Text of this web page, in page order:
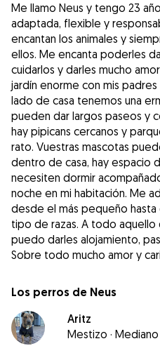
Me llamo Neus y tengo 23
adaptada, flexible y
encantan los animales y
ellos. Me encanta poderles
cuidarlos y darles mucho
jardín enorme con mis
lado de casa tenemos una
pueden dar largos paseos y
hay pipicans cercanos y
rato. Vuestras mascotas
dentro de casa, hay espacio
necesiten dormir
noche en mi habitación. Me
desde el más pequeño
tipo de razas. A todo
puedo darles alojamiento,
Sobre todo mucho amor y
Los perros de Neus
Aritz
Mestizo · Mediano